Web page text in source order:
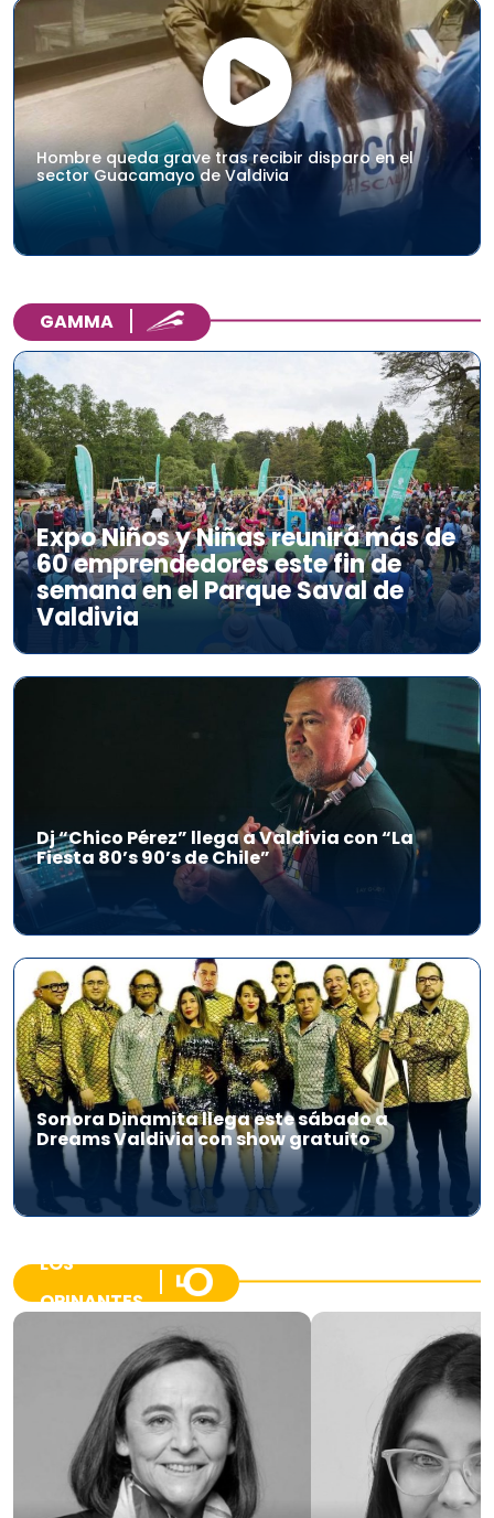
Hombre queda grave tras recibir disparo en el
sector Guacamayo de Valdivia
GAMMA
Expo Niños y Niñas reunirá más de
60 emprendedores este fin de
semana en el Parque Saval de
Valdivia
Dj “Chico Pérez” llega a Valdivia con “La
Fiesta 80’s 90’s de Chile”
Sonora Dinamita llega este sábado a
Dreams Valdivia con show gratuito
LOS
OPINANTES